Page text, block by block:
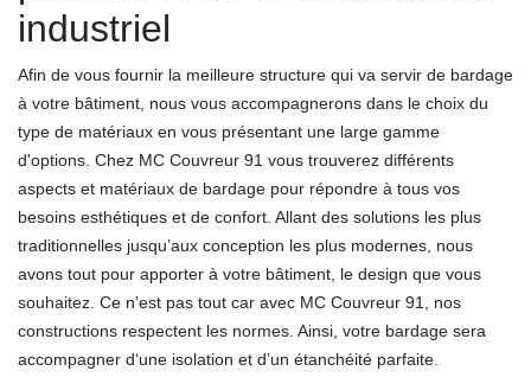
industriel
Afin de vous fournir la meilleure structure qui va servir de bardage
à votre bâtiment, nous vous accompagnerons dans le choix du
type de matériaux en vous présentant une large gamme
d'options. Chez MC Couvreur 91 vous trouverez différents
aspects et matériaux de bardage pour répondre à tous vos
besoins esthétiques et de confort. Allant des solutions les plus
traditionnelles jusqu’aux conception les plus modernes, nous
avons tout pour apporter à votre bâtiment, le design que vous
souhaitez. Ce n’est pas tout car avec MC Couvreur 91, nos
constructions respectent les normes. Ainsi, votre bardage sera
accompagner d‘une isolation et d’un étanchéité parfaite.